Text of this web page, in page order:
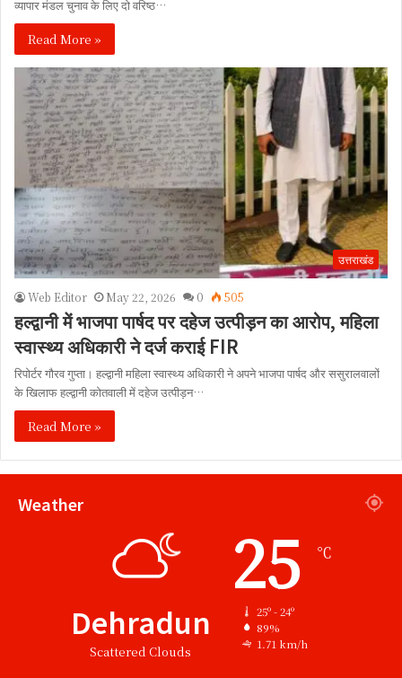
व्यापार मंडल चुनाव के लिए दो वरिष्ठ…
Read More »
उत्तराखंड
Web Editor May 22, 2026 0 505
हल्द्वानी में भाजपा पार्षद पर दहेज उत्पीड़न का आरोप, महिला
स्वास्थ्य अधिकारी ने दर्ज कराई FIR
रिपोर्टर गौरव गुप्ता। हल्द्वानी महिला स्वास्थ्य अधिकारी ने अपने भाजपा पार्षद और ससुरालवालों
के खिलाफ हल्द्वानी कोतवाली में दहेज उत्पीड़न…
Read More »
Weather
Dehradun
Scattered Clouds
25 ℃
25º - 24º
89%
1.71 km/h